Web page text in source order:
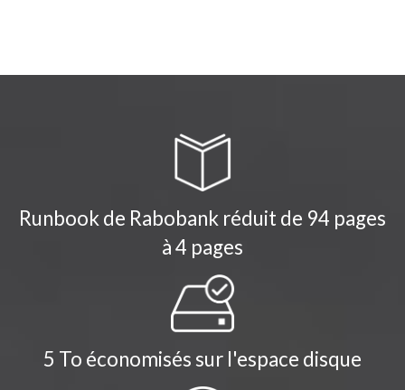
Runbook de Rabobank réduit de 94 pages
à 4 pages
5 To économisés sur l'espace disque